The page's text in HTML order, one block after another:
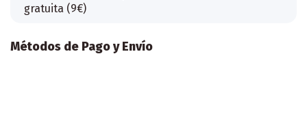
gratuita (9€)
Métodos de Pago y Envío